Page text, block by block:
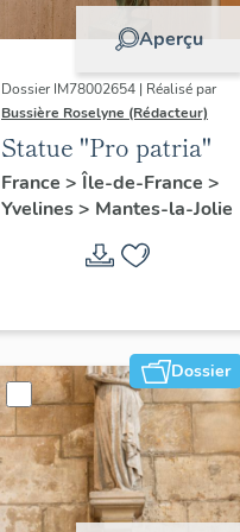
Aperçu
Dossier IM78002654 | Réalisé par
Bussière Roselyne (Rédacteur)
Statue "Pro patria"
France > Île-de-France >
Yvelines> Mantes-la-Jolie
Dossier